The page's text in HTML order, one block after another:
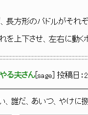
形のパドルがそれぞ
左右に動くボールを
る夫さん sage ] 投稿日：
￣￣￣￣￣￣￣￣
あいつ、やけに捌